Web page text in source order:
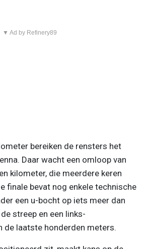
▼ Ad by Refinery89
bereiken de rensters het
Daar wacht een omloop van
kilometer, die meerdere keren
finale bevat nog enkele technische
een u-bocht op iets meer dan
streep en een links-
de laatste honderden meters.